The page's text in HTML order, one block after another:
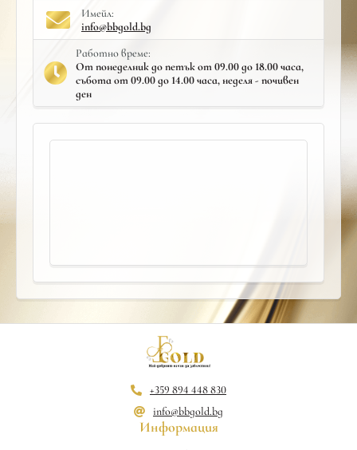
Имейл:
info@bbgold.bg
Работно време:
От понеделник до петък от 09.00 до 18.00 часа,
събота от 09.00 до 14.00 часа, неделя - почивен
ден
+359 894 448 830
info@bbgold.bg
Информация